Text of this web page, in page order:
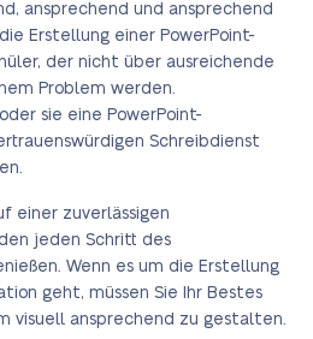
ansprechend und ansprechend
Erstellung einer PowerPoint-
der nicht über ausreichende
Problem werden.
sie eine PowerPoint-
Schreibdienst
einer zuverlässigen
jeden Schritt des
Wenn es um die Erstellung
geht, müssen Sie Ihr Bestes
visuell ansprechend zu gestalten.